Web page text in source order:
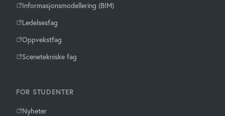
Informasjonsmodellering (BIM)
Ledelsesfag
Oppvekstfag
Scenetekniske fag
FOR STUDENTER
Nyheter